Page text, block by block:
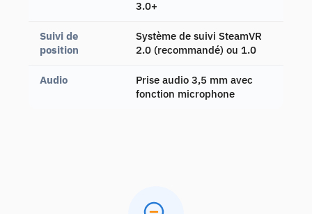
3.0+
Suivi de
position
Système de suivi SteamVR
2.0 (recommandé) ou 1.0
Audio
Prise audio 3,5 mm avec
fonction microphone